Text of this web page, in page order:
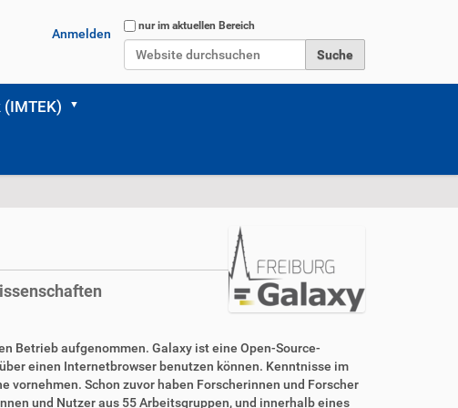
Website durchsuchen
nur im aktuellen Bereich
Anmelden
Betrieb aufgenommen. Galaxy ist eine Open-Source-
einen Internetbrowser benutzen können. Kenntnisse im
Schon zuvor haben Forscherinnen und Forscher
und Nutzer aus 55 Arbeitsgruppen, und innerhalb eines